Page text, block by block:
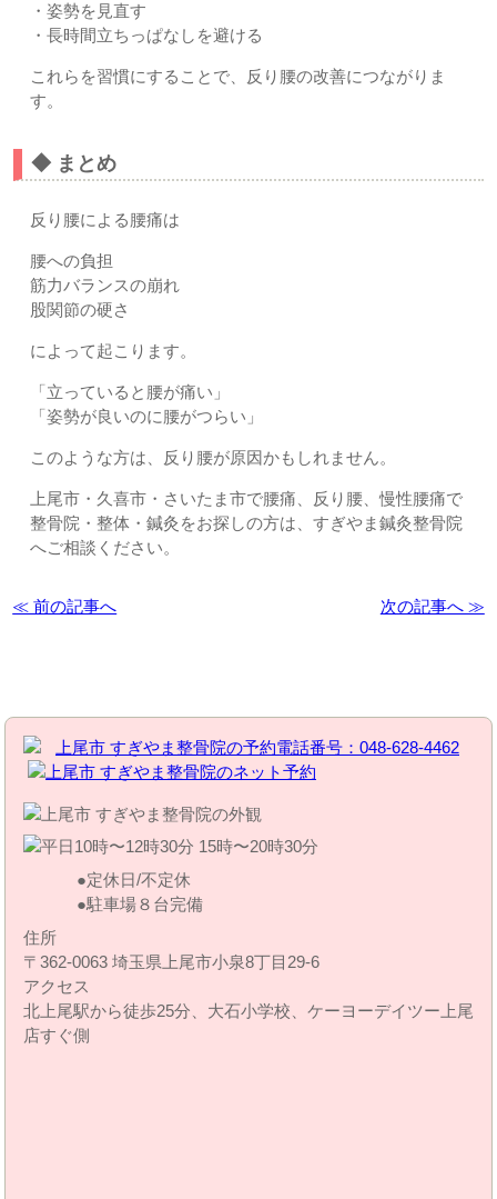
・姿勢を見直す
・長時間立ちっぱなしを避ける
これらを習慣にすることで、反り腰の改善につながりま
す。
◆ まとめ
反り腰による腰痛は
腰への負担
筋力バランスの崩れ
股関節の硬さ
によって起こります。
「立っていると腰が痛い」
「姿勢が良いのに腰がつらい」
このような方は、反り腰が原因かもしれません。
上尾市・久喜市・さいたま市で腰痛、反り腰、慢性腰痛で
整骨院・整体・鍼灸をお探しの方は、すぎやま鍼灸整骨院
へご相談ください。
≪ 前の記事へ 次の記事へ ≫
定休日/不定休
駐車場８台完備
住所
〒362-0063 埼玉県上尾市小泉8丁目29‐6
アクセス
北上尾駅から徒歩25分、大石小学校、ケーヨーデイツー上尾
店すぐ側